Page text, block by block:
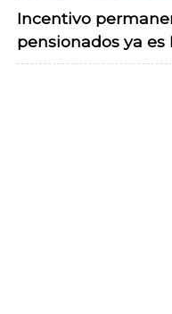
Incentivo
pensionados ya es